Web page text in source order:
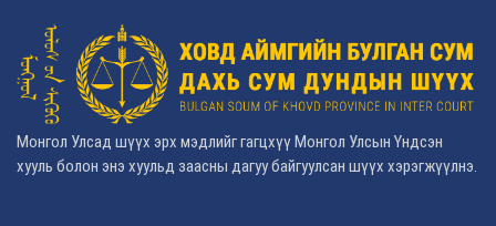
Монгол Улсад шүүх эрх мэдлийг гагцхүү Монгол Улсын Үндсэн
хууль болон энэ хуульд заасны дагуу байгуулсан шүүх хэрэгжүүлнэ.